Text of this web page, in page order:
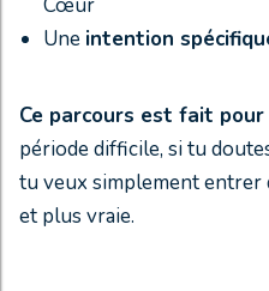
Une intention
Ce parcours est fait
période difficile, si tu
tu veux simplement entrer
et plus vraie.